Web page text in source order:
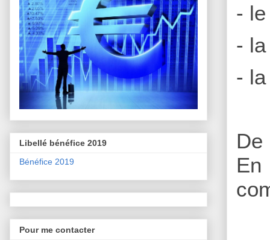
-
-
-
En
Libellé bénéfice 2019
Bénéfice 2019
Pour me contacter